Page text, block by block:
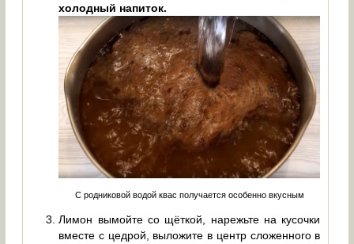
холодный напиток.
С родниковой водой квас получается особенно вкусным
Лимон вымойте со щёткой, нарежьте на кусочки
вместе с цедрой, выложите в центр сложенного в